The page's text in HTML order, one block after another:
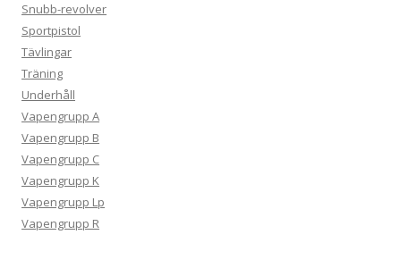
Snubb-revolver
Sportpistol
Tävlingar
Träning
Underhåll
Vapengrupp A
Vapengrupp B
Vapengrupp C
Vapengrupp K
Vapengrupp Lp
Vapengrupp R